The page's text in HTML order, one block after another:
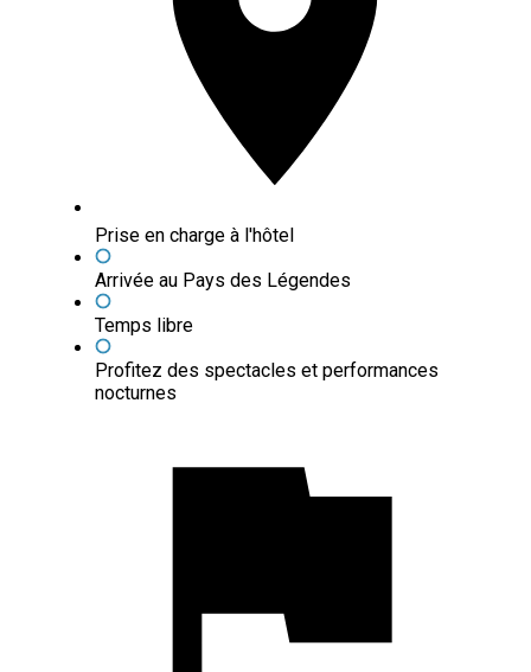
Prise en charge à l'hôtel
Arrivée au Pays des Légendes
Temps libre
Profitez des spectacles et performances
nocturnes